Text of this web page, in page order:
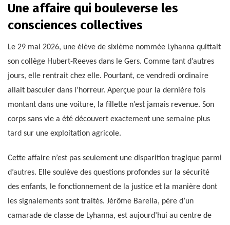
Une affaire qui bouleverse les
consciences collectives
Le 29 mai 2026, une élève de sixième nommée Lyhanna quittait
son collège Hubert-Reeves dans le Gers. Comme tant d’autres
jours, elle rentrait chez elle. Pourtant, ce vendredi ordinaire
allait basculer dans l’horreur. Aperçue pour la dernière fois
montant dans une voiture, la fillette n’est jamais revenue. Son
corps sans vie a été découvert exactement une semaine plus
tard sur une exploitation agricole.
Cette affaire n’est pas seulement une disparition tragique parmi
d’autres. Elle soulève des questions profondes sur la sécurité
des enfants, le fonctionnement de la justice et la manière dont
les signalements sont traités. Jérôme Barella, père d’un
camarade de classe de Lyhanna, est aujourd’hui au centre de